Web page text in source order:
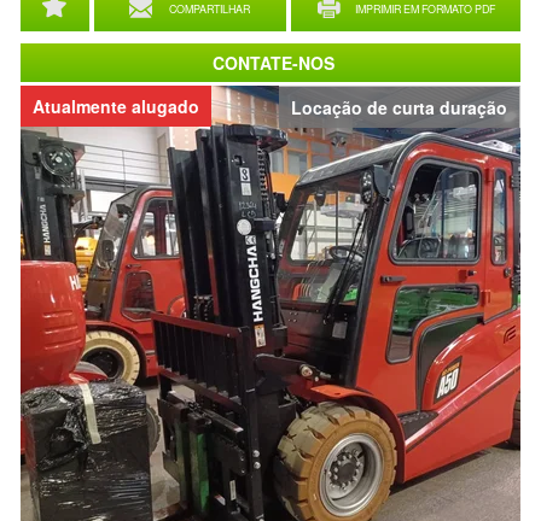
Locação de curta duração
Atualmente alugado
COMPARTILHAR IMPRIMIR EM FORMATO PDF
CONTATE-NOS